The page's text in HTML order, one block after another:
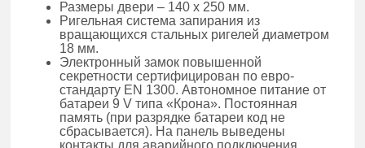
Размеры двери – 140 х 250 мм.
Ригельная система запирания из
вращающихся стальных ригелей диаметром
18 мм.
Электронный замок повышенной
секретности сертифицирован по евро-
стандарту EN 1300. Автономное питание от
батареи 9 V типа «Крона». Постоянная
память (при разрядке батареи код не
сбрасывается). На панель выведены